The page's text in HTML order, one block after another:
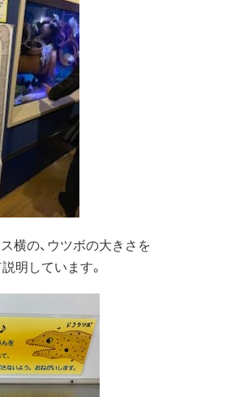
横の、ウツボの大きさを
明しています。